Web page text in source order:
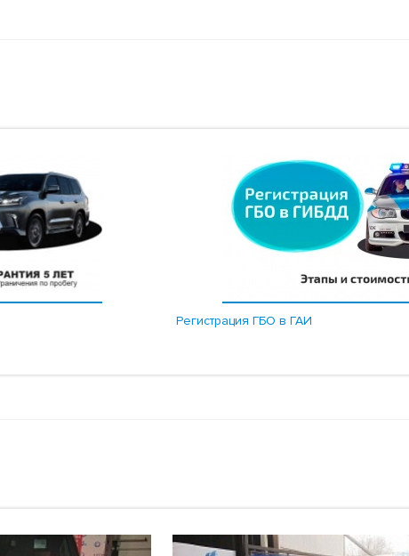
Регистрация ГБО в ГАИ